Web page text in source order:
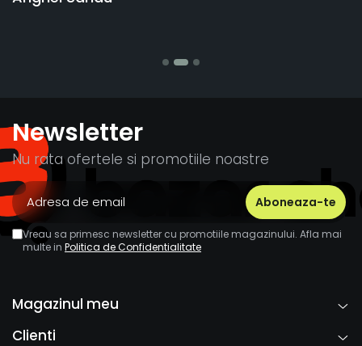
Newsletter
Nu rata ofertele si promotiile noastre
Vreau sa primesc newsletter cu promotiile magazinului. Afla mai
multe in Politica de Confidentialitate
Magazinul meu
Clienti